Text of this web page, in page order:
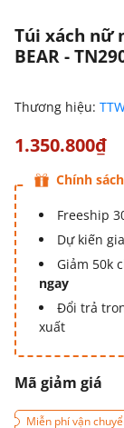
Túi xách nữ
BEAR -
Thương hiệu:
1.350.800₫
Chính
Freeship
Dự kiến
Giảm 50k
ngay
Đổi trả
xuất
Mã giảm giá
Miễn phí vận